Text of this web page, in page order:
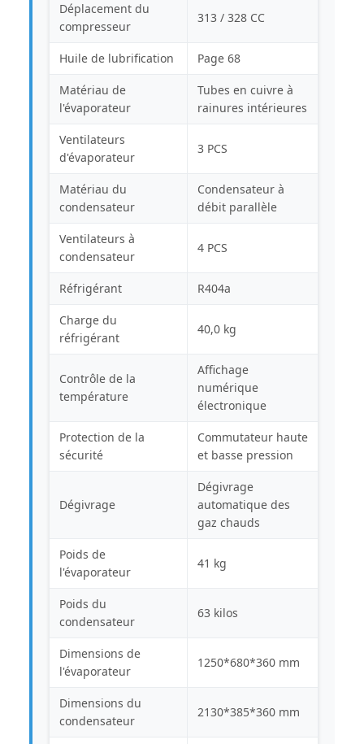
Déplacement du
compresseur
313 / 328 CC
Huile de lubrification Page 68
Matériau de
l'évaporateur
Tubes en cuivre à
rainures intérieures
Ventilateurs
d'évaporateur
3 PCS
Matériau du
condensateur
Condensateur à
débit parallèle
Ventilateurs à
condensateur
4 PCS
Réfrigérant R404a
Charge du
réfrigérant
40,0 kg
Contrôle de la
température
Affichage
numérique
électronique
Protection de la
sécurité
Commutateur haute
et basse pression
Dégivrage
Dégivrage
automatique des
gaz chauds
Poids de
l'évaporateur
41 kg
Poids du
condensateur
63 kilos
Dimensions de
l'évaporateur
1250*680*360 mm
Dimensions du
condensateur
2130*385*360 mm